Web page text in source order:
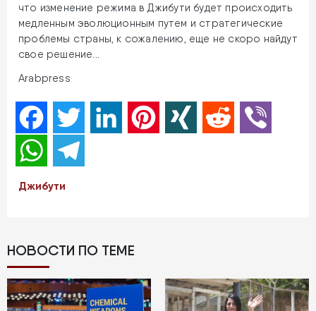
что изменение режима в Джибути будет происходить
медленным эволюционным путем и стратегические
проблемы страны, к сожалению, еще не скоро найдут
свое решение...
Arabpress
FacebookTwitter LinkedIn Pinterest XING Reddit
WhatsApp
Джибути
НОВОСТИ ПО ТЕМЕ